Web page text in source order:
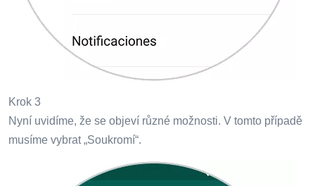
Krok 3
Nyní uvidíme, že se objeví různé možnosti. V tomto případě
musíme vybrat „Soukromí“.